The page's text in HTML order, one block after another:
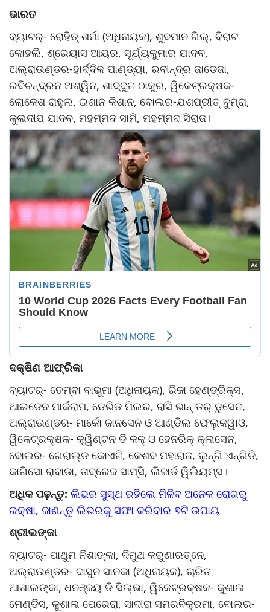
ଭାରତ
ବ୍ୟାଟର୍‌‌- ରୋହିତ୍‌‌ ଶର୍ମା (ଅଧିନାୟକ), ଶୁବମାନ ଗିଲ୍‌‌, ବିରାଟ
କୋହଲି, ଶ୍ରେୟାସ ଆୟର, ସୂର୍ଯ୍ୟକୁମାର ଯାଦବ,
ଅଲ୍‌‌ରାଉଣ୍ଡର-ହାର୍ଦ୍ଦିକ ପାଣ୍ଡ୍ୟା, ରବୀନ୍ଦ୍ର ଜାଡେଜା,
ରବିଚନ୍ଦ୍ରନ ଅଶ୍ୱିନ, ଶାଦ୍ଦୁଳ ଠାକୁର, ୱିକେଟ୍‌‌ରକ୍ଷକ-
ଲୋକେଶ ରାହୁଲ, ଇଶାନ କିଶାନ, ବୋଲର-ଯଶପ୍ରୀତ୍‌‌ ବୁମ୍‌‌ରା,
କୁଲଦୀପ ଯାଦବ, ମହମ୍ମଦ ସାମି, ମହମ୍ମଦ ସିରାଜ।
ଦକ୍ଷିଣ ଆଫ୍ରିକା
ବ୍ୟାଟର୍‌‌- ତେମ୍ବା ବାଭୁମା (ଅଧିନାୟକ), ରିଜା ହେଣ୍ଡ୍ରିକ୍ସ,
ଆଇଡେନ ମାର୍କରାମ, ଡେଭିଡ ମିଲର, ରାସି ଭାନ୍‌‌ ଡର୍‌‌ ଡୁସେନ,
ଅଲ୍‌‌ରାଉଣ୍ଡର- ମାର୍କୋ ଜାନସେନ ଓ ଆଣ୍ଡିଲ ଫେଲୁକୱାଓ,
ୱିକେଟ୍‌‌ରକ୍ଷକ- କ୍ୱିଣ୍ଟନ ଡି କକ୍‌‌ ଓ ହେନରିକ୍‌‌ କ୍ଲାସେନ,
ବୋଲର- ଗେରାଲ୍ଡ କୋଏଜି, କେଶବ ମହାରାଜ, ଲୁନ୍‌‌ଗି ଏନ୍‌‌ଗିଡି,
କାଗିସୋ ରାବାଡା, ତାବ୍ରେଜ ସାମ୍‌‌ସି, ଲିଜାର୍ଡ ୱିଲିୟମ୍ସ।
ଅଧିକ ପଢ଼ନ୍ତୁ: ଲିଭର ସୁସ୍ଥ ରହିଲେ ମିଳିବ ଅନେକ ରୋଗରୁ
ରକ୍ଷା, ଜାଣନ୍ତୁ ଲିଭରକୁ ସଫା କରିବାର ୭ଟି ଉପାୟ
ଶ୍ରୀଲଙ୍କା
ବ୍ୟାଟର୍‌‌- ପାଥୁମ ନିଶାଙ୍କା, ଦିମୁଥ କରୁଣାରତ୍ନେ,
ଅଲ୍‌‌ରାଉଣ୍ଡର- ଦାସୁନ ସାନକା (ଅଧିନାୟକ), ଚାରିତ
ଆଶାଲଙ୍କା, ଧନଞ୍ଜୟ ଡି ସିଲ୍‌‌ଭା, ୱିକେଟ୍‌‌ରକ୍ଷକ- କୁଶାଲ
ମେଣ୍ଡିସ, କୁଶାଲ ପେରେରା, ସାଦୀରା ସମରବିକ୍ରମା, ବୋଲର-